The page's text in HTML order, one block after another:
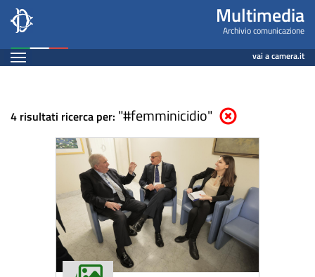
Salta
contenuto
principale
Multimedia
-
Archivio
Multimedia
Archivio comunicazione
Espandi vai a camera.it
Contenuto
4 risultati ricerca per: "#femminicidio" Elimina parametri di